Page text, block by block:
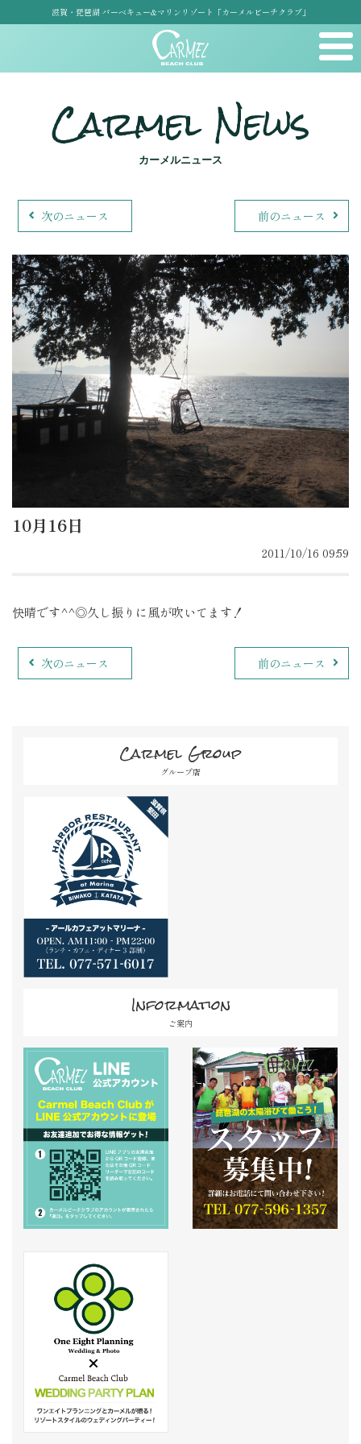
滋賀・琵琶湖 バーベキュー&マリンリゾート「カーメルビーチクラブ」
Carmel News
カーメルニュース
次のニュース 前のニュース
10月16日
2011/10/16 09:59
快晴です^^◎久し振りに風が吹いてます！
次のニュース 前のニュース
Carmel Group
グループ店
Information
ご案内